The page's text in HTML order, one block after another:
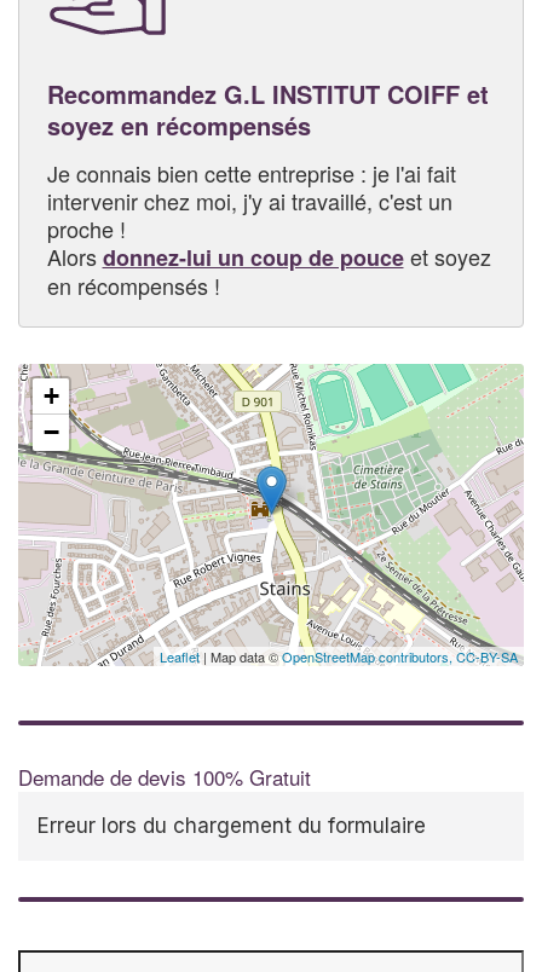
Recommandez G.L INSTITUT COIFF et
soyez en récompensés
Je connais bien cette entreprise : je l'ai fait
intervenir chez moi, j'y ai travaillé, c'est un
proche !
Alorsdonnez-lui un coup de pouceet soyez
en récompensés !
+
−
Leaflet | Map data ©OpenStreetMap contributors,CC-BY-SA
Demande de devis 100% Gratuit
Erreur lors du chargement du formulaire
✕
vos